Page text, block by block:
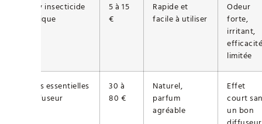
Spray insecticide
classique
5 à 15
€
Rapide et
facile à utiliser
Odeur
forte,
irritant,
efficacité
limitée
Huiles essentielles
+ diffuseur
30 à
80 €
Naturel,
parfum
agréable
Effet
court
un bon